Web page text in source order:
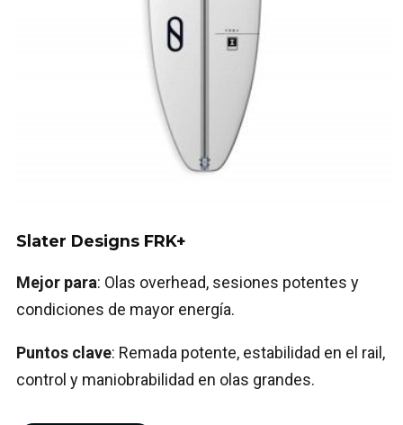
Slater Designs FRK+
Mejor para: Olas overhead, sesiones potentes y
condiciones de mayor energía.
Puntos clave: Remada potente, estabilidad en el rail,
control y maniobrabilidad en olas grandes.